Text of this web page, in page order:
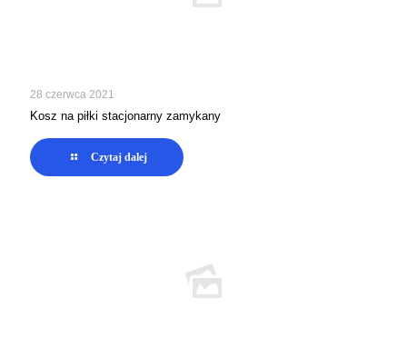
28 czerwca 2021
Kosz na piłki stacjonarny zamykany
Czytaj dalej